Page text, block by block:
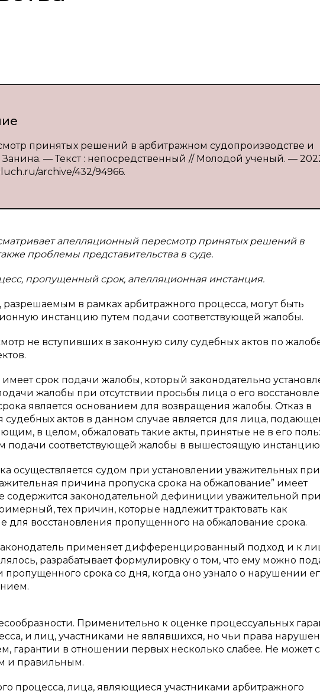
принятых решений в арбитражном судопроизводстве и
Занина. — Текст : непосредственный // Молодой ученый. —
archive/432/94966.
апелляционный пересмотр принятых решений в
проблемы представительства в суде.
пропущенный срок, апелляционная инстанция.
в рамках арбитражного процесса, могут быть
инстанцию путем подачи соответствующей жалобы.
не вступивших в законную силу судебных актов по
срок подачи жалобы, который законодательно
жалобы при отсутствии просьбы лица о его
является основанием для возвращения жалобы. Отказ в
актов в данном случае является для лица,
в целом, обжаловать такие акты, принятые не в его
подачи соответствующей жалобы в вышестоящую
осуществляется судом при установлении уважительных
причина пропуска срока на обжалование” имеет
содержится законодательной дефиниции уважительной
тех причин, которые надлежит трактовать как
для восстановления пропущенного на обжалование срока.
применяет дифференцированный подход и к
разрабатывает формулировку о том, что ему можно
пропущенного срока со дня, когда оно узнало о нарушении
Применительно к оценке процессуальных
и лиц, участниками не являвшихся, но чьи права
в отношении первых несколько слабее. Не может
и правильным.
процесса, лица, являющиеся участниками арбитражного